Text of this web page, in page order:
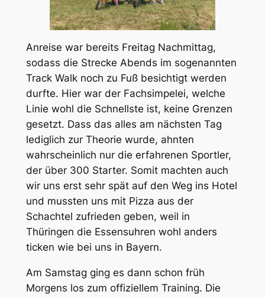
Anreise war bereits Freitag Nachmittag,
sodass die Strecke Abends im sogenannten
Track Walk noch zu Fuß besichtigt werden
durfte. Hier war der Fachsimpelei, welche
Linie wohl die Schnellste ist, keine Grenzen
gesetzt. Dass das alles am nächsten Tag
lediglich zur Theorie wurde, ahnten
wahrscheinlich nur die erfahrenen Sportler,
der über 300 Starter. Somit machten auch
wir uns erst sehr spät auf den Weg ins Hotel
und mussten uns mit Pizza aus der
Schachtel zufrieden geben, weil in
Thüringen die Essensuhren wohl anders
ticken wie bei uns in Bayern.
Am Samstag ging es dann schon früh
Morgens los zum offiziellem Training. Die